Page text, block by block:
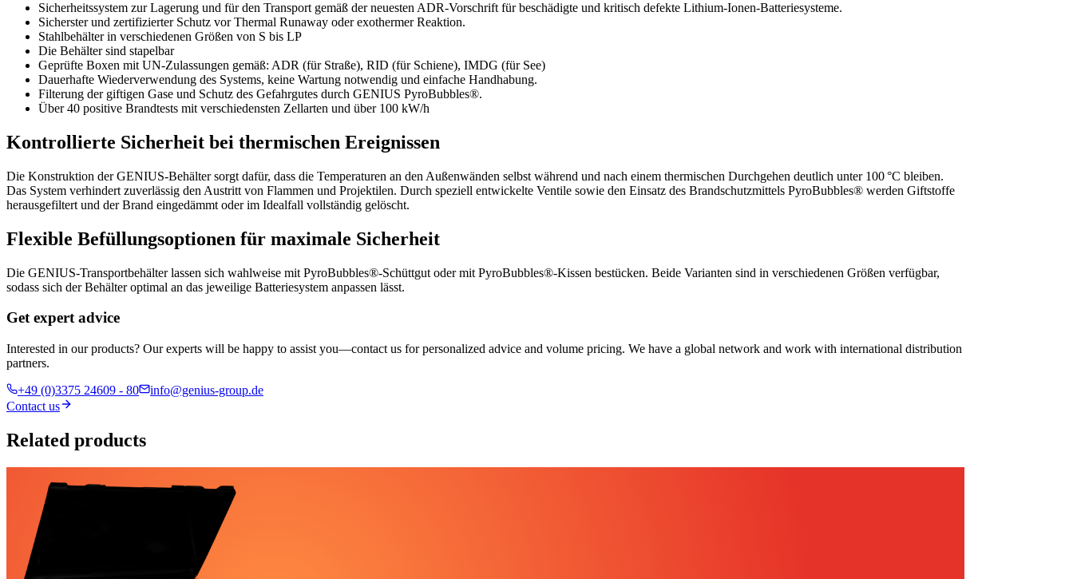
Sicherheitssystem zur Lagerung und für den Transport gemäß der neuesten ADR-Vorschrift für beschädigte und kritisch defekte Lithium-Ionen-Batteriesysteme.
Sicherster und zertifizierter Schutz vor Thermal Runaway oder exothermer Reaktion.
Stahlbehälter in verschiedenen Größen von S bis LP
Die Behälter sind stapelbar
Geprüfte Boxen mit UN-Zulassungen gemäß: ADR (für Straße), RID (für Schiene), IMDG (für See)
Dauerhafte Wiederverwendung des Systems, keine Wartung notwendig und einfache Handhabung.
Filterung der giftigen Gase und Schutz des Gefahrgutes durch GENIUS PyroBubbles®.
Über 40 positive Brandtests mit verschiedensten Zellarten und über 100 kW/h
Kontrollierte Sicherheit bei thermischen Ereignissen
Die Konstruktion der GENIUS‑Behälter sorgt dafür, dass die Temperaturen an den Außenwänden selbst während und nach einem thermischen Durchgehen deutlich unter 100 °C bleiben.
Das System verhindert zuverlässig den Austritt von Flammen und Projektilen. Durch speziell entwickelte Ventile sowie den Einsatz des Brandschutzmittels PyroBubbles® werden Giftstoffe
herausgefiltert und der Brand eingedämmt oder im Idealfall vollständig gelöscht.
Flexible Befüllungsoptionen für maximale Sicherheit
Die GENIUS‑Transportbehälter lassen sich wahlweise mit PyroBubbles®‑Schüttgut oder mit PyroBubbles®‑Kissen bestücken. Beide Varianten sind in verschiedenen Größen verfügbar,
sodass sich der Behälter optimal an das jeweilige Batteriesystem anpassen lässt.
Get expert advice
Interested in our products? Our experts will be happy to assist you—contact us for personalized advice and volume pricing. We have a global network and work with international distribution
partners.
+49 (0)3375 24609 - 80
info@genius-group.de
Contact us
Related products